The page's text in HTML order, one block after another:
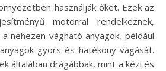
használják őket. Ezek az
motorral rendelkeznek,
nehezen vágható anyagok, például
gyors és hatékony vágását.
általában drágábbak, mint a kézi és